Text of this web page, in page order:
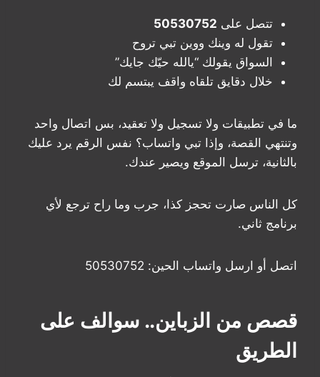
تتصل على 50530752
تقول له وينك ووين تبي تروح
السواق يقولك “يالله حيّك جايك”
خلال دقايق تلقاه واقف يبتسم لك
ما في تطبيقات ولا تسجيل ولا تعقيد، بس اتصال واحد
وتنتهي القصة، وإذا تبي واتساب؟ نفس الرقم يرد عليك
بالثانية، ترسل الموقع ويصير عندك.
كل الناس صارت تحجز كذا، جرب وما راح ترجع لأي
برنامج ثاني.
اتصل أو ارسل واتساب الحين: 50530752
قصص من الزباين.. سوالف على
الطريق